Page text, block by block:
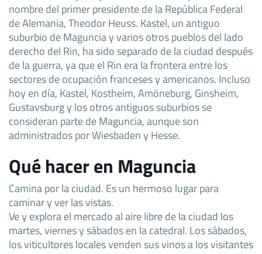
nombre del primer presidente de la República Federal
de Alemania, Theodor Heuss. Kastel, un antiguo
suburbio de Maguncia y varios otros pueblos del lado
derecho del Rin, ha sido separado de la ciudad después
de la guerra, ya que el Rin era la frontera entre los
sectores de ocupación franceses y americanos. Incluso
hoy en día, Kastel, Kostheim, Amöneburg, Ginsheim,
Gustavsburg y los otros antiguos suburbios se
consideran parte de Maguncia, aunque son
administrados por Wiesbaden y Hesse.
Qué hacer en Maguncia
Camina por la ciudad. Es un hermoso lugar para
caminar y ver las vistas.
Ve y explora el mercado al aire libre de la ciudad los
martes, viernes y sábados en la catedral. Los sábados,
los viticultores locales venden sus vinos a los visitantes